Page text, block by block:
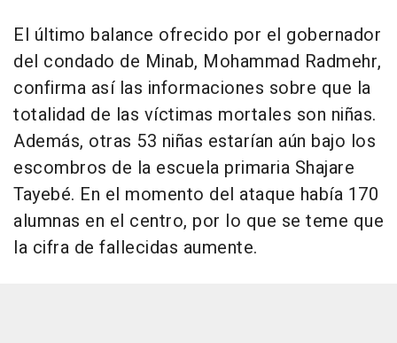
El último balance ofrecido por el gobernador
del condado de Minab, Mohammad Radmehr,
confirma así las informaciones sobre que la
totalidad de las víctimas mortales son niñas.
Además, otras 53 niñas estarían aún bajo los
escombros de la escuela primaria Shajare
Tayebé. En el momento del ataque había 170
alumnas en el centro, por lo que se teme que
la cifra de fallecidas aumente.